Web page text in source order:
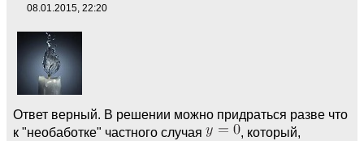
08.01.2015, 22:20
Ответ верный. В решении можно придраться разве что
к "необаботке" частного случая
, который,